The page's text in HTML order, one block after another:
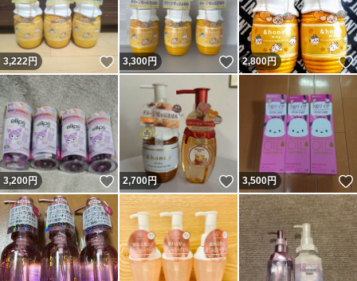
3,222円 いいね！
3,300円 いいね！
2,800円
3,200円 いいね！
2,700円 いいね！
3,500円